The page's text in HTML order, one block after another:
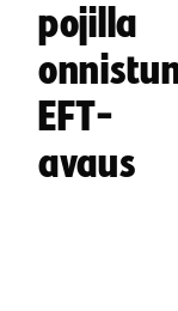
pojilla
EFT-
avaus